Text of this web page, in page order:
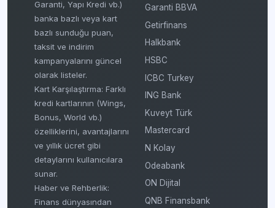
Garanti, Yapı Kredi vb.)
banka bazlı veya kart
bazlı sunduğu puan,
taksit ve indirim
kampanyalarını güncel
olarak listeler.
Kart Karşılaştırma: Farklı
kredi kartlarının (Wings,
Bonus, World vb.)
özelliklerini, avantajlarını
ve yıllık ücret gibi
detaylarını kullanıcılara
sunar.
Haber ve Rehberlik:
Finans dünyasından
Garanti BBVA
Getirfinans
Halkbank
HSBC
ICBC Turkey
ING Bank
Kuveyt Türk
Mastercard
N Kolay
Odeabank
ON Dijital
QNB Finansbank